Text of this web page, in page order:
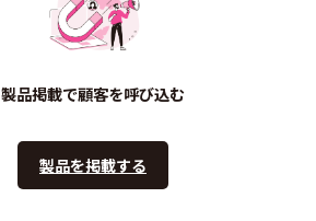
製品掲載で顧客を呼び込む
製品を掲載する